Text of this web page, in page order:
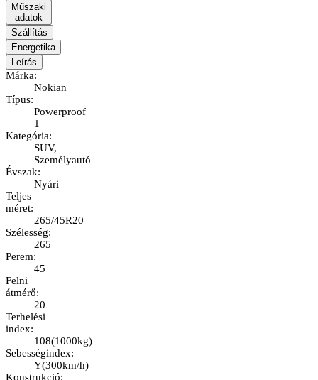
Műszaki
adatok
Szállítás
Energetika
Leírás
Márka:
Nokian
Típus:
Powerproof
1
Kategória:
SUV,
Személyautó
Évszak:
Nyári
Teljes
méret:
265/45R20
Szélesség:
265
Perem:
45
Felni
átmérő:
20
Terhelési
index:
108(1000kg)
Sebességindex:
Y(300km/h)
Konstrukció: